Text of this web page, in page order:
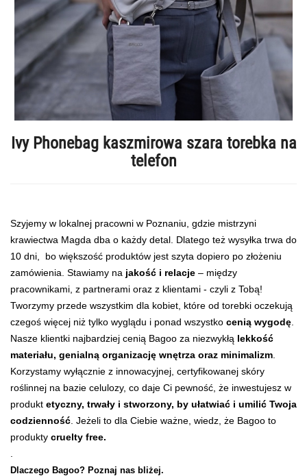
Ivy Phonebag kaszmirowa szara torebka na
telefon
Szyjemy w lokalnej pracowni w Poznaniu, gdzie mistrzyni
krawiectwa Magda dba o każdy detal. Dlatego też wysyłka trwa do
10 dni, bo większość produktów jest szyta dopiero po złożeniu
zamówienia. Stawiamy na jakość i relacje – między
pracownikami, z partnerami oraz z klientami - czyli z Tobą!
Tworzymy przede wszystkim dla kobiet, które od torebki oczekują
czegoś więcej niż tylko wyglądu i ponad wszystko cenią wygodę
Nasze klientki najbardziej cenią Bagoo za niezwykłą lekkość
materiału, genialną organizację wnętrza oraz minimalizm
Korzystamy wyłącznie z innowacyjnej, certyfikowanej skóry
roślinnej na bazie celulozy, co daje Ci pewność, że inwestujesz w
produkt etyczny, trwały i stworzony, by ułatwiać i umilić Twoja
codzienność . Jeżeli to dla Ciebie ważne, wiedz, że Bagoo to
produkty cruelty free.
Dlaczego Bagoo? Poznaj nas bliżej.